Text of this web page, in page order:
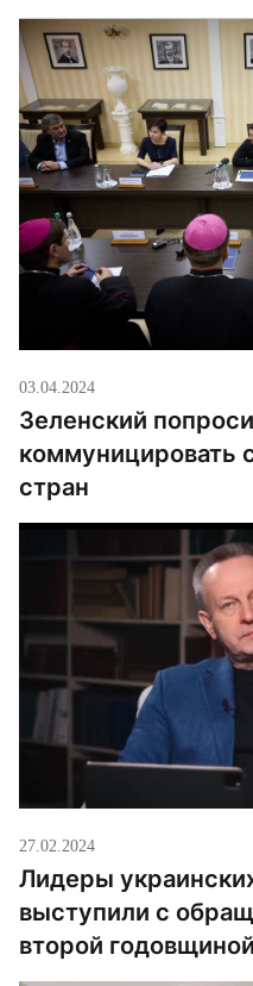
страны, охваченной
соседнего государства.
03.04.2024
Зеленский
коммуницировать
стран
27.02.2024
Лидеры
выступили с
второй